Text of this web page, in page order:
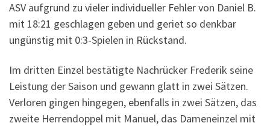
ASV aufgrund zu vieler individueller Fehler von Daniel B.
mit 18:21 geschlagen geben und geriet so denkbar
ungünstig mit 0:3-Spielen in Rückstand.
Im dritten Einzel bestätigte Nachrücker Frederik seine
Leistung der Saison und gewann glatt in zwei Sätzen.
Verloren gingen hingegen, ebenfalls in zwei Sätzen, das
zweite Herrendoppel mit Manuel, das Dameneinzel mit